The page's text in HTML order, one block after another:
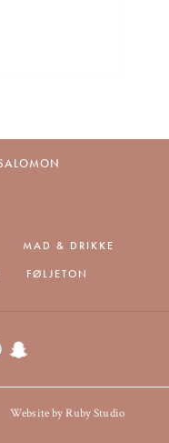
MAD & DRIKKE
FØLJETON
Website by Ruby Studio